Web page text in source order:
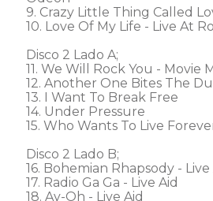
9. Crazy Little Thing Called
10. Love Of My Life - Live At
Disco 2 Lado A;
11. We Will Rock You - Movie
12. Another One Bites The
13. I Want To Break Free
14. Under Pressure
15. Who Wants To Live
Disco 2 Lado B;
16. Bohemian Rhapsody - Live
17. Radio Ga Ga - Live Aid
18. Ay-Oh - Live Aid